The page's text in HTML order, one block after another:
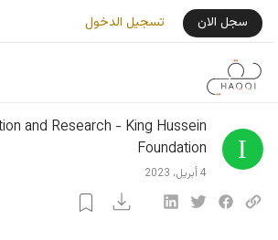
إلى المحتوى الرئيسي
User Login Menu
سجل الان تسجيل الدخول
and Research - King Hussein
Foundation